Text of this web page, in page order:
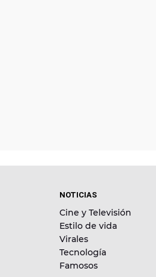
NOTICIAS
Cine y Televisión
Estilo de vida
Virales
Tecnología
Famosos